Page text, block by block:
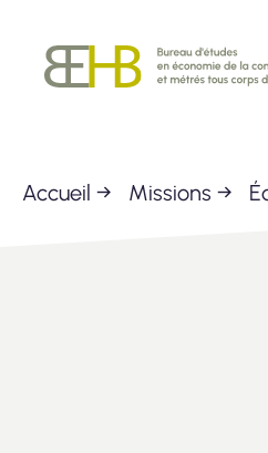
contenu
Accueil → Missions →